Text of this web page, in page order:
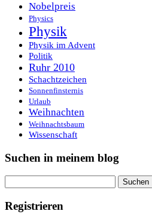
Nobelpreis
Physics
Physik
Physik im Advent
Politik
Ruhr 2010
Schachtzeichen
Sonnenfinsternis
Urlaub
Weihnachten
Weihnachtsbaum
Wissenschaft
Suchen in meinem blog
nach:
Registrieren